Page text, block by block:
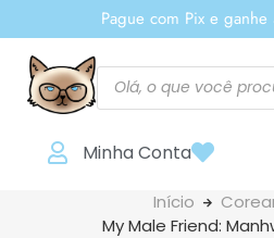
Pague com Pix e
Minha Conta
Início
My Male Friend: